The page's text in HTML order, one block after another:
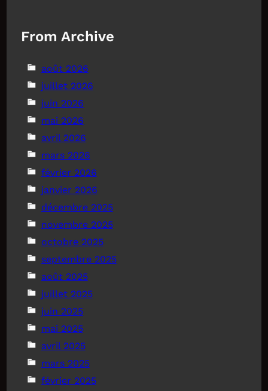
From Archive
août 2026
juillet 2026
juin 2026
mai 2026
avril 2026
mars 2026
février 2026
janvier 2026
décembre 2025
novembre 2025
octobre 2025
septembre 2025
août 2025
juillet 2025
juin 2025
mai 2025
avril 2025
mars 2025
février 2025